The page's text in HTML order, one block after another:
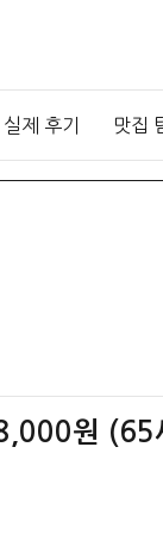
실제 후기 맛집
원 (65